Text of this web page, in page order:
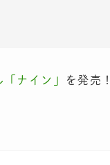
「ナイン」
を発売！